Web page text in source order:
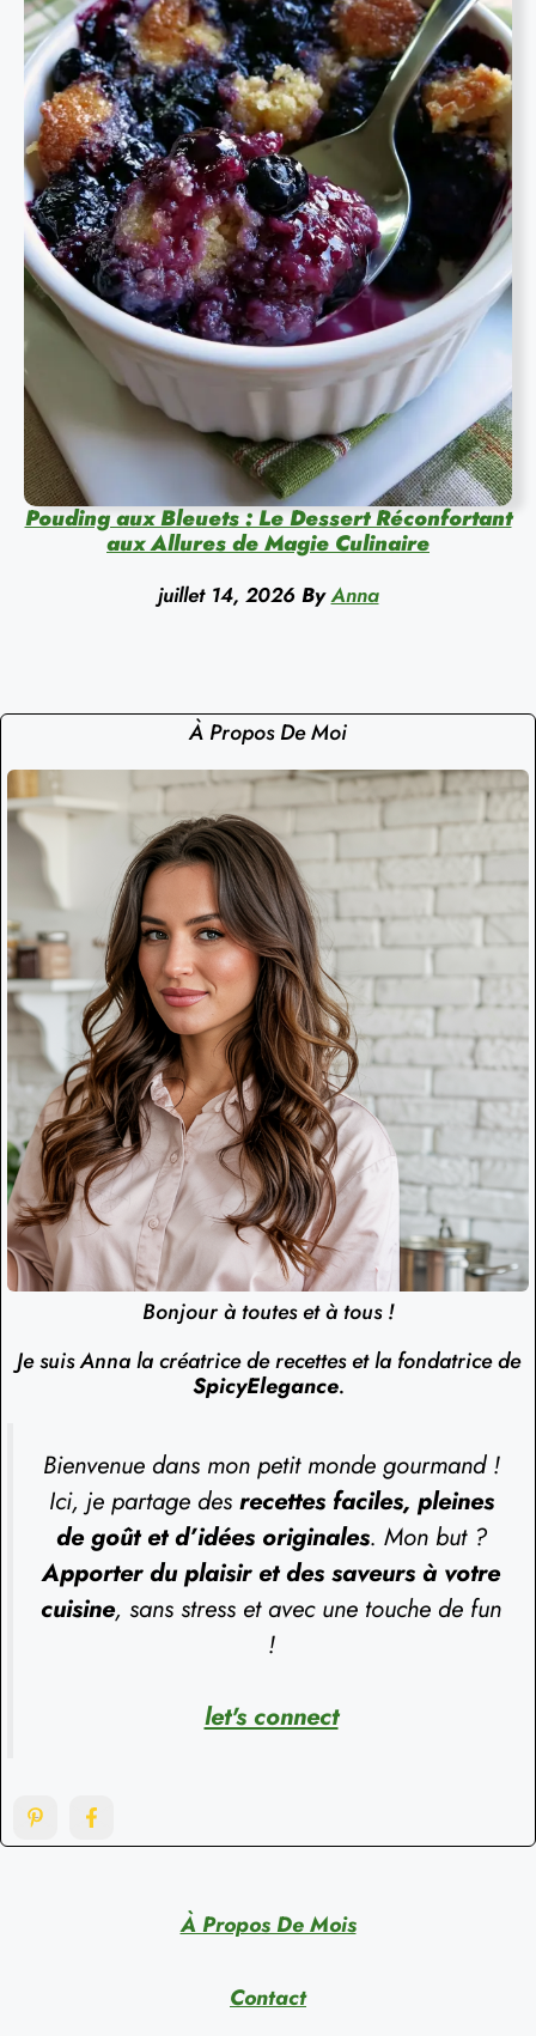
Pouding aux Bleuets : Le Dessert Réconfortant
aux Allures de Magie Culinaire
juillet 14, 2026 By Anna
À Propos De Moi
Bonjour à toutes et à tous !
Je suis Anna la créatrice de recettes et la fondatrice de
SpicyElegance.
Bienvenue dans mon petit monde gourmand !
Ici, je partage des recettes faciles, pleines
de goût et d’idées originales. Mon but ?
Apporter du plaisir et des saveurs à votre
cuisine, sans stress et avec une touche de fun
!
let's connect
À Propos De Mois
Contact